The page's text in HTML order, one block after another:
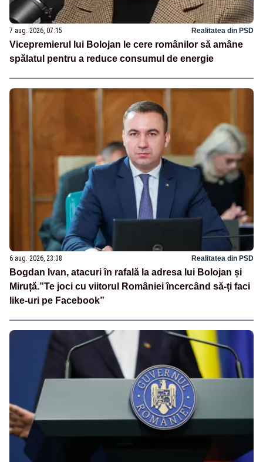
7 aug. 2026, 07:15 Realitatea din PSD
Vicepremierul lui Bolojan le cere românilor să amâne
spălatul pentru a reduce consumul de energie
6 aug. 2026, 23:38 Realitatea din PSD
Bogdan Ivan, atacuri în rafală la adresa lui Bolojan și
Miruță.”Te joci cu viitorul României încercând să-ți faci
like-uri pe Facebook”